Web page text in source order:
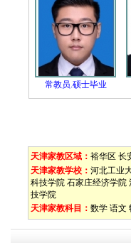
常教员.硕士毕业
天津家教区域： 裕华区 长
天津家教学校： 河北工业
科技学院 石家庄经济学院
技学院
天津家教科目： 数学 语文